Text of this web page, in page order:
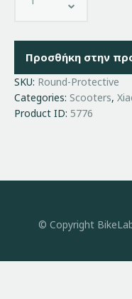
Προσθήκη στην
SKU: Round-Protective
Categories: Scooters,
Product ID: 5776
© Copyright